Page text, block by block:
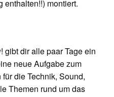
enthalten!!) montiert.
dir alle paar Tage ein
neue Aufgabe zum
die Technik, Sound,
Themen rund um das